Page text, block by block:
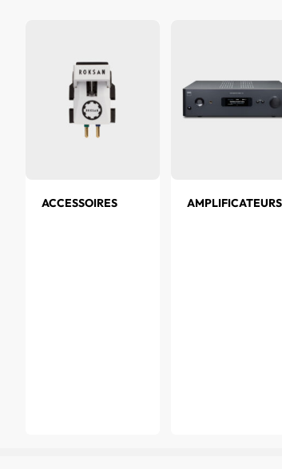
ACCESSOIRES AMPLIFICATEURS